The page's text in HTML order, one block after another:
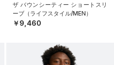
ザ バウンシーティー ショートスリ
ーブ（ライフスタイル/MEN）
￥9,460